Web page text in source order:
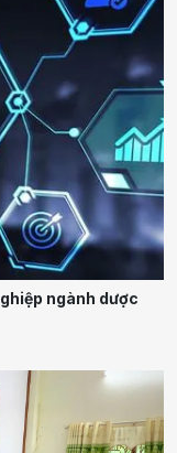
ngành dược